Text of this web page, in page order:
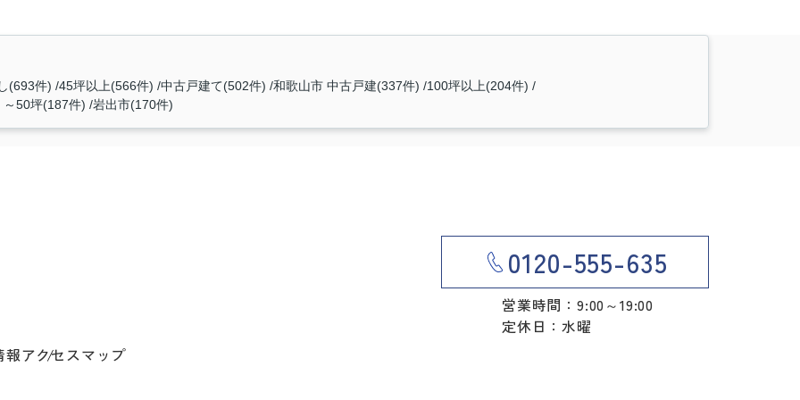
(693件) 45坪以上(566件) 中古戸建て(502件) 和歌山市 中古戸建(337件)
100坪以上(204件)
50坪(187件) 岩出市(170件)
報アクセスマップ
0120-555-635
営業時間：9:00～19:00
定休日：水曜